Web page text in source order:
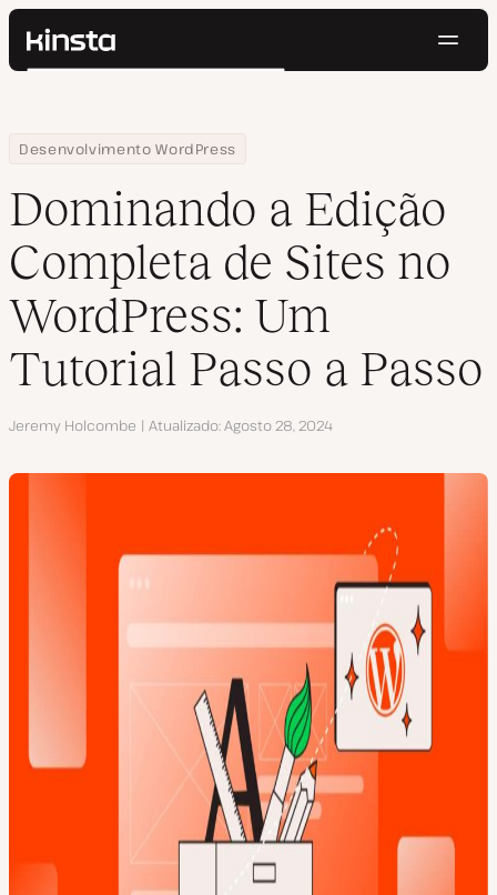
Kinsta®
Preços
Contato
Pesquisar
Home
Centro de Recursos
Blog
Desenvolvimento WordPress
Dominando a Edição Completa de Sites no WordPress: Um
Dominando a Edição
Completa de Sites no
WordPress: Um
Tutorial Passo a Passo
Autor
Jeremy Holcombe Atualizado Agosto 28, 2024